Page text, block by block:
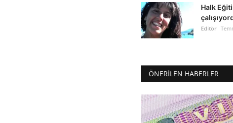
Halk
Editör
ÖNERILEN HABERLER